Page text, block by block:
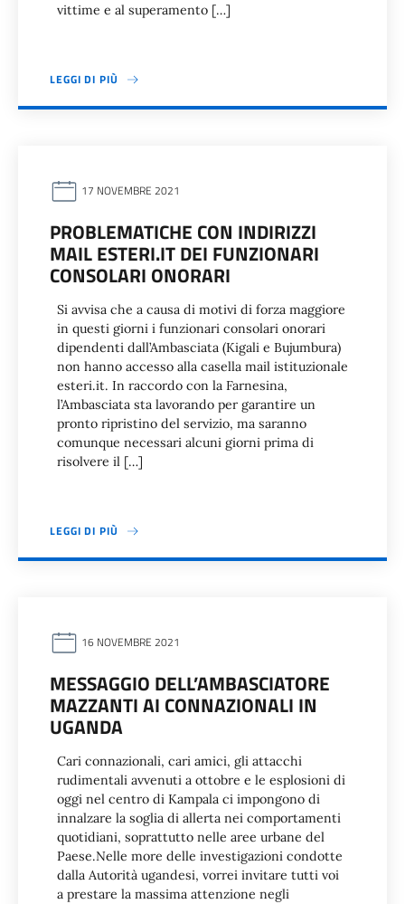
vittime e al superamento […]
LEGGI DI PIÙ
17 NOVEMBRE 2021
PROBLEMATICHE CON INDIRIZZI
MAIL ESTERI.IT DEI FUNZIONARI
CONSOLARI ONORARI
Si avvisa che a causa di motivi di forza maggiore
in questi giorni i funzionari consolari onorari
dipendenti dall’Ambasciata (Kigali e Bujumbura)
non hanno accesso alla casella mail istituzionale
esteri.it. In raccordo con la Farnesina,
l’Ambasciata sta lavorando per garantire un
pronto ripristino del servizio, ma saranno
comunque necessari alcuni giorni prima di
risolvere il […]
LEGGI DI PIÙ
16 NOVEMBRE 2021
MESSAGGIO DELL’AMBASCIATORE
MAZZANTI AI CONNAZIONALI IN
UGANDA
Cari connazionali, cari amici, gli attacchi
rudimentali avvenuti a ottobre e le esplosioni di
oggi nel centro di Kampala ci impongono di
innalzare la soglia di allerta nei comportamenti
quotidiani, soprattutto nelle aree urbane del
Paese.Nelle more delle investigazioni condotte
dalla Autorità ugandesi, vorrei invitare tutti voi
a prestare la massima attenzione negli